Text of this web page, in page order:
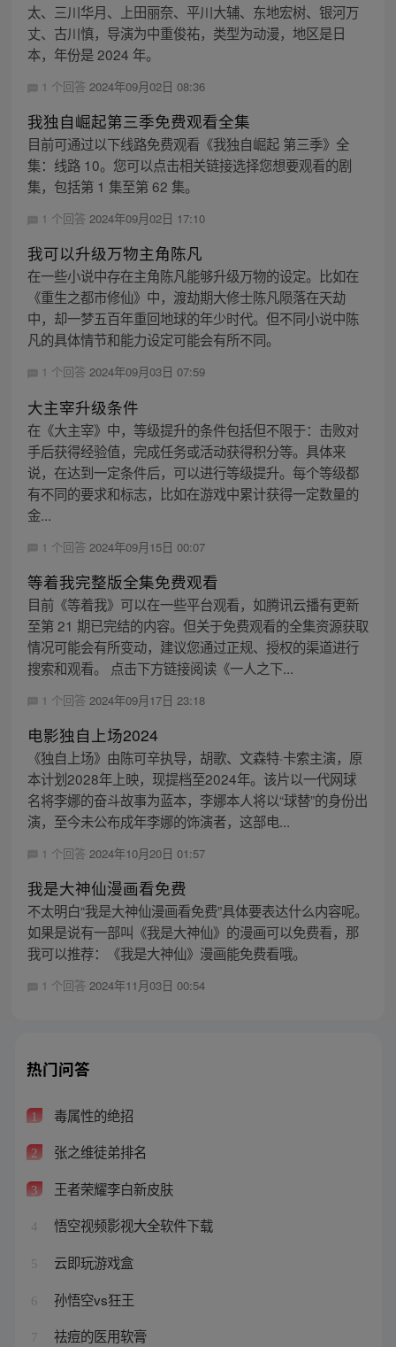
太、三川华月、上田丽奈、平川大辅、东地宏树、银河万
丈、古川慎，导演为中重俊祐，类型为动漫，地区是日
本，年份是 2024 年。
1 个回答 2024年09月02日 08:36
我独自崛起第三季免费观看全集
目前可通过以下线路免费观看《我独自崛起 第三季》全
集：线路 10。您可以点击相关链接选择您想要观看的剧
集，包括第 1 集至第 62 集。
1 个回答 2024年09月02日 17:10
我可以升级万物主角陈凡
在一些小说中存在主角陈凡能够升级万物的设定。比如在
《重生之都市修仙》中，渡劫期大修士陈凡陨落在天劫
中，却一梦五百年重回地球的年少时代。但不同小说中陈
凡的具体情节和能力设定可能会有所不同。
1 个回答 2024年09月03日 07:59
大主宰升级条件
在《大主宰》中，等级提升的条件包括但不限于：击败对
手后获得经验值，完成任务或活动获得积分等。具体来
说，在达到一定条件后，可以进行等级提升。每个等级都
有不同的要求和标志，比如在游戏中累计获得一定数量的
金...
1 个回答 2024年09月15日 00:07
等着我完整版全集免费观看
目前《等着我》可以在一些平台观看，如腾讯云播有更新
至第 21 期已完结的内容。但关于免费观看的全集资源获取
情况可能会有所变动，建议您通过正规、授权的渠道进行
搜索和观看。 点击下方链接阅读《一人之下...
1 个回答 2024年09月17日 23:18
电影独自上场2024
《独自上场》由陈可辛执导，胡歌、文森特·卡索主演，原
本计划2028年上映，现提档至2024年。该片以一代网球
名将李娜的奋斗故事为蓝本，李娜本人将以“球替”的身份出
演，至今未公布成年李娜的饰演者，这部电...
1 个回答 2024年10月20日 01:57
我是大神仙漫画看免费
不太明白“我是大神仙漫画看免费”具体要表达什么内容呢。
如果是说有一部叫《我是大神仙》的漫画可以免费看，那
我可以推荐：《我是大神仙》漫画能免费看哦。
1 个回答 2024年11月03日 00:54
热门问答
1 毒属性的绝招
2 张之维徒弟排名
3 王者荣耀李白新皮肤
4 悟空视频影视大全软件下载
5 云即玩游戏盒
6 孙悟空vs狂王
7 祛痘的医用软膏